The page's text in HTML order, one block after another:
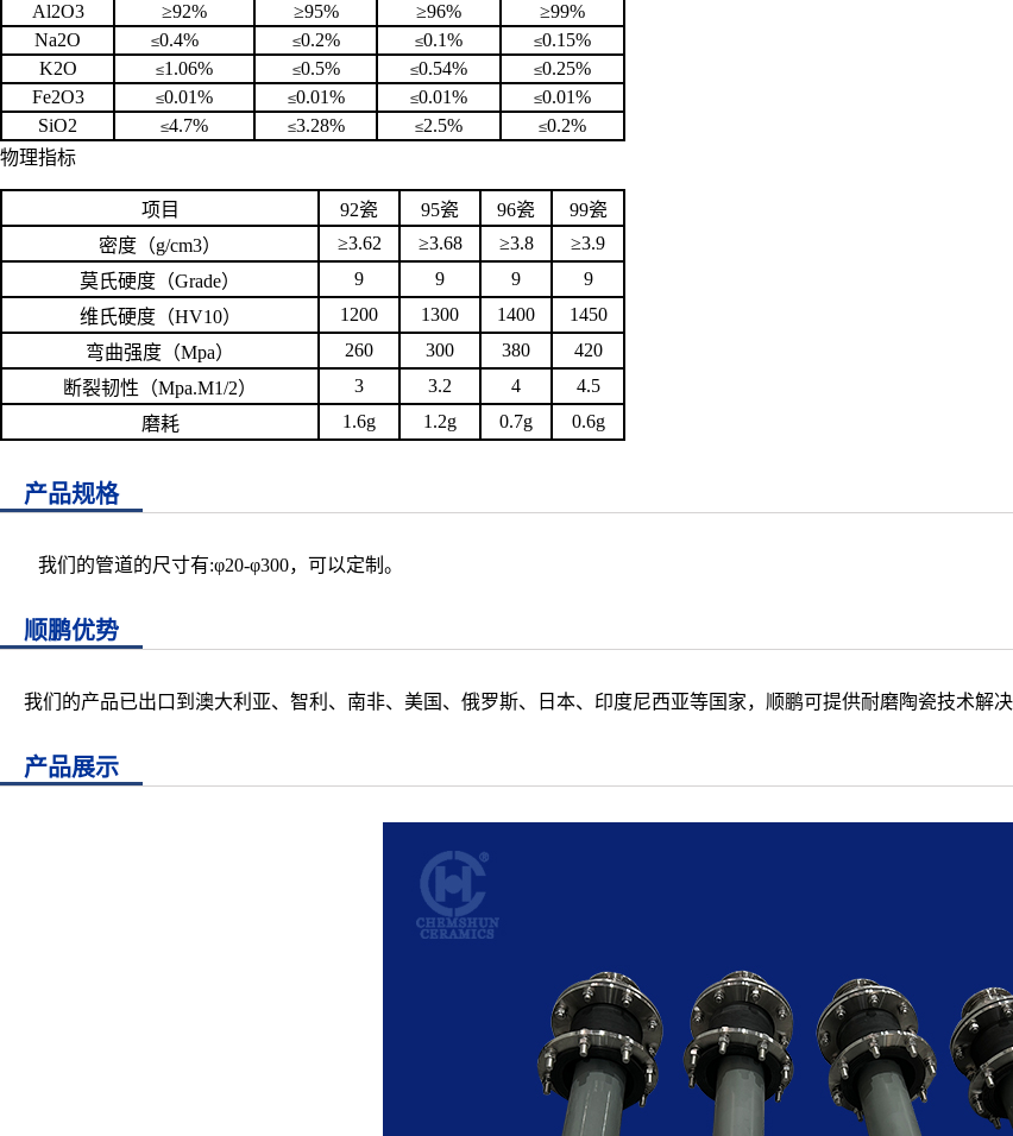
Al2O3
≥92% ≥95% ≥96% ≥99%
Na2O
≤0.4% ≤0.2% ≤0.1% ≤0.15%
K2O
≤1.06% ≤0.5% ≤0.54% ≤0.25%
Fe2O3
≤0.01% ≤0.01% ≤0.01% ≤0.01%
SiO2
≤4.7% ≤3.28% ≤2.5% ≤0.2%
物理指标
项目 92瓷 95瓷 96瓷
99瓷
密度（g/cm3） ≥3.62 ≥3.68 ≥3.8 ≥3.9
莫氏硬度（Grade） 9 9 9
9
维氏硬度（HV10） 1200 1300 1400
1450
弯曲强度（Mpa） 260 300 380
420
断裂韧性（Mpa.M1/2） 3 3.2 4
4.5
磨耗
1.6g 1.2g 0.7g 0.6g
产品规格
我们的管道的尺寸有:φ20-φ300， 可以定制。
顺鹏优势
我们的产品已出口到澳大利亚、智利、南非、美国、俄罗斯、日本、印度尼西亚等国家，顺鹏可提供耐磨陶瓷技术解
产品展示